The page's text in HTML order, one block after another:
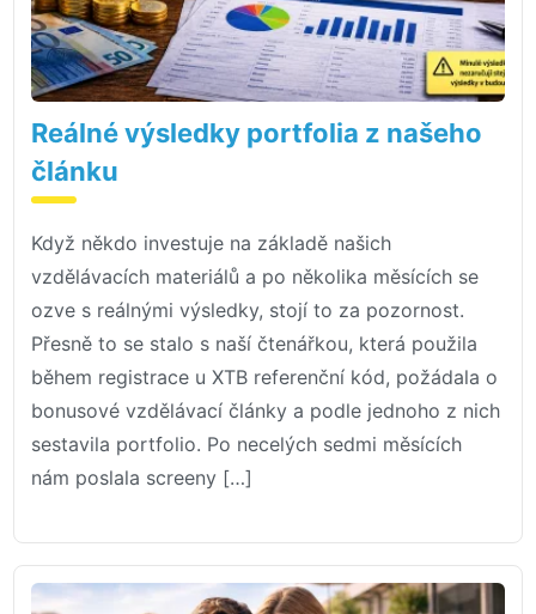
Reálné výsledky portfolia z našeho
článku
Když někdo investuje na základě našich
vzdělávacích materiálů a po několika měsících se
ozve s reálnými výsledky, stojí to za pozornost.
Přesně to se stalo s naší čtenářkou, která použila
během registrace u XTB referenční kód, požádala o
bonusové vzdělávací články a podle jednoho z nich
sestavila portfolio. Po necelých sedmi měsících
nám poslala screeny […]